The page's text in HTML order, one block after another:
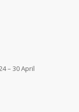
– 30 April